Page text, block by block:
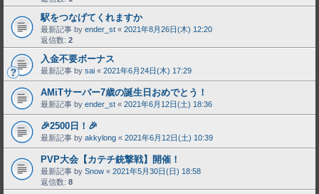
駅をつなげてくれますか
最新記事 by ender_st « 2021年8月26日(木) 12:20
返信数: 2
入金不要ボーナス
最新記事 by sai « 2021年6月24日(木) 17:29
AMiTサーバー7歳の誕生日おめでとう！
最新記事 by ender_st « 2021年6月12日(土) 18:36
🎉2500日！🎉
最新記事 by akkylong « 2021年6月12日(土) 10:39
PVP大会【カテチ銃撃戦】開催！
最新記事 by Snow « 2021年5月30日(日) 18:58
返信数: 8